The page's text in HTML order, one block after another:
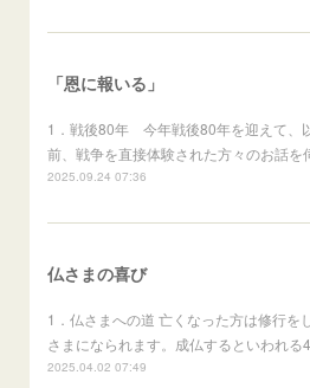
「恩に報いる」
1．戦後80年 今年戦後80年を迎えて、
前、戦争を直接体験された方々のお話を
2025.09.24 07:36
仏さまの喜び
1．仏さまへの道 亡くなった方は修行を
さまになられます。成仏するといわれる
2025.04.02 07:49